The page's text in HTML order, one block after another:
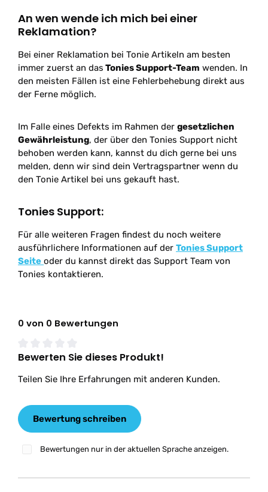
An wen wende ich mich bei einer
Reklamation?
Bei einer Reklamation bei Tonie Artikeln am besten
immer zuerst an das Tonies Support-Team wenden. In
den meisten Fällen ist eine Fehlerbehebung direkt aus
der Ferne möglich.
Im Falle eines Defekts im Rahmen der gesetzlichen
Gewährleistung, der über den Tonies Support nicht
behoben werden kann, kannst du dich gerne bei uns
melden, denn wir sind dein Vertragspartner wenn du
den Tonie Artikel bei uns gekauft hast.
Tonies Support:
Für alle weiteren Fragen findest du noch weitere
ausführlichere Informationen auf der Tonies Support
Seite oder du kannst direkt das Support Team von
Tonies kontaktieren.
0 von 0 Bewertungen
Durchschnittliche Bewertung von 0 von 5 Sternen
Bewerten Sie dieses Produkt!
Teilen Sie Ihre Erfahrungen mit anderen Kunden.
Bewertung schreiben
Bewertungen nur in der aktuellen Sprache anzeigen.